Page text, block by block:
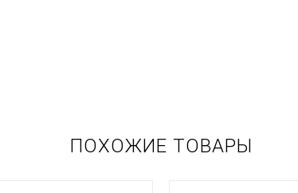
ПОХОЖИЕ ТОВАРЫ